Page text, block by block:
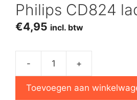
Philips CD824
€4,95 incl. btw
-
lade
+
Toevoegen aan